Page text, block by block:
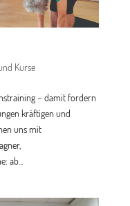
Kurse
– damit fordern
kräftigen und
uns mit
ab...